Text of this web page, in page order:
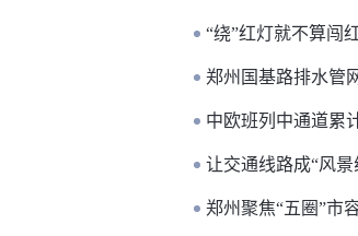
“绕”红灯就不算闯
郑州国基路排水管
中欧班列中通道累
让交通线路成“风
郑州聚焦“五圈”市